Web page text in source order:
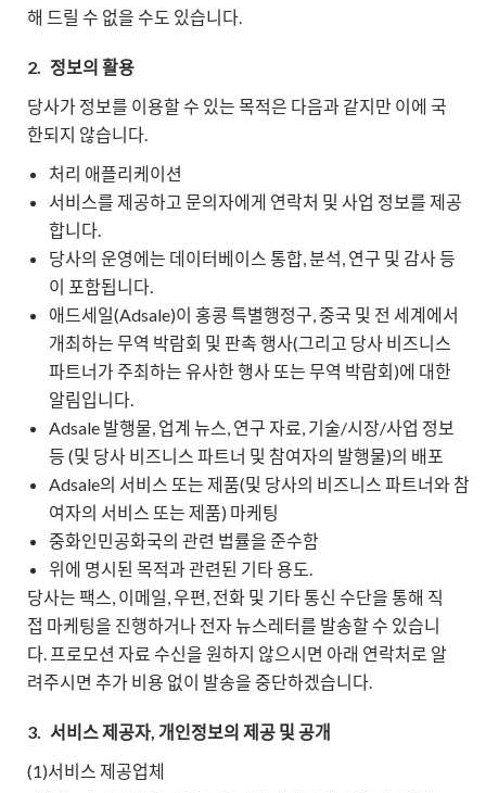
해 드릴 수 없을 수도 있습니다.
2. 정보의 활용
당사가 정보를 이용할 수 있는 목적은 다음과 같지만 이에 국
한되지 않습니다.
처리 애플리케이션
서비스를 제공하고 문의자에게 연락처 및 사업 정보를 제공
합니다.
당사의 운영에는 데이터베이스 통합, 분석, 연구 및 감사 등
이 포함됩니다.
애드세일(Adsale)이 홍콩 특별행정구, 중국 및 전 세계에서
개최하는 무역 박람회 및 판촉 행사(그리고 당사 비즈니스
파트너가 주최하는 유사한 행사 또는 무역 박람회)에 대한
알림입니다.
Adsale 발행물, 업계 뉴스, 연구 자료, 기술/시장/사업 정보
등 (및 당사 비즈니스 파트너 및 참여자의 발행물)의 배포
Adsale의 서비스 또는 제품(및 당사의 비즈니스 파트너와 참
여자의 서비스 또는 제품) 마케팅
중화인민공화국의 관련 법률을 준수함
위에 명시된 목적과 관련된 기타 용도.
당사는 팩스, 이메일, 우편, 전화 및 기타 통신 수단을 통해 직
접 마케팅을 진행하거나 전자 뉴스레터를 발송할 수 있습니
다. 프로모션 자료 수신을 원하지 않으시면 아래 연락처로 알
려주시면 추가 비용 없이 발송을 중단하겠습니다.
3. 서비스 제공자, 개인정보의 제공 및 공개
(1)서비스 제공업체